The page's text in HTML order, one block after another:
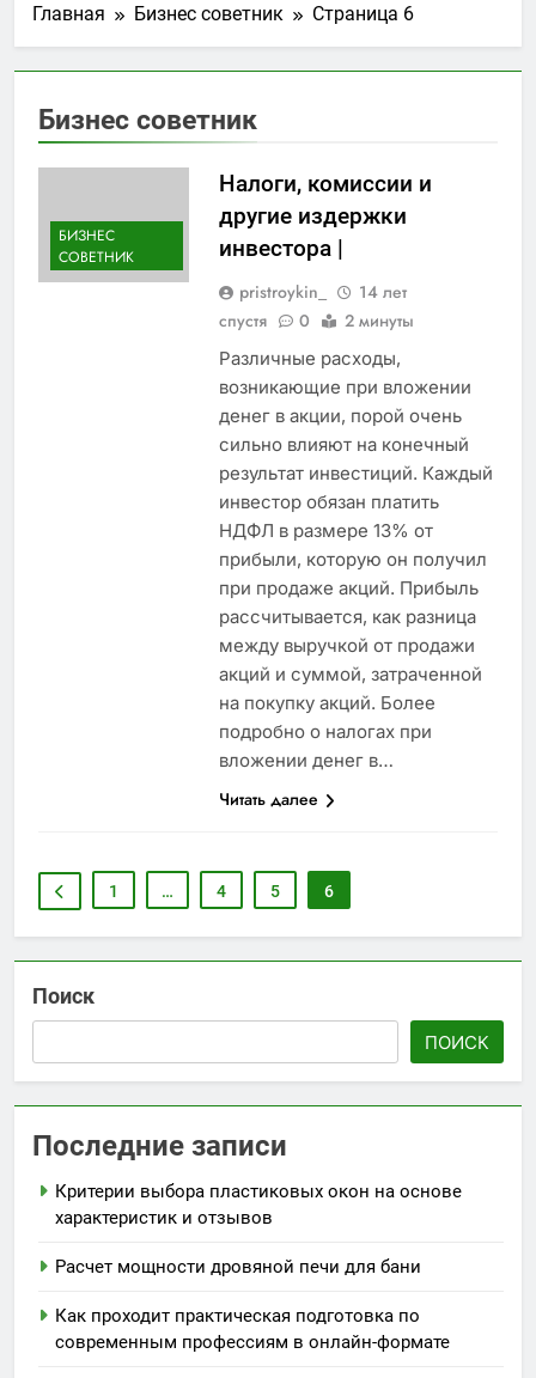
Главная Бизнес советник Страница 6
Бизнес советник
БИЗНЕС
СОВЕТНИК
Налоги, комиссии и
другие издержки
инвестора |
pristroykin_
14 лет
спустя
0 2 минуты
Различные расходы,
возникающие при вложении
денег в акции, порой очень
сильно влияют на конечный
результат инвестиций. Каждый
инвестор обязан платить
НДФЛ в размере 13% от
прибыли, которую он получил
при продаже акций. Прибыль
рассчитывается, как разница
между выручкой от продажи
акций и суммой, затраченной
на покупку акций. Более
подробно о налогах при
вложении денег в…
Читать далее
1 … 4 5 6
Поиск
ПОИСК
Последние записи
Критерии выбора пластиковых окон на основе
характеристик и отзывов
Расчет мощности дровяной печи для бани
Как проходит практическая подготовка по
современным профессиям в онлайн-формате